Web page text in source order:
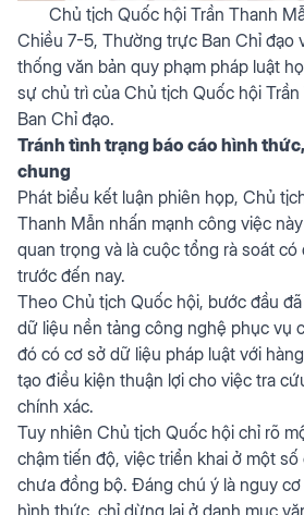
Chủ tịch Quốc hội Trần Thanh
Chiều 7-5, Thường trực Ban Chỉ đạo
thống văn bản quy phạm pháp luật
sự chủ trì của Chủ tịch Quốc hội
Ban Chỉ đạo.
Tránh tình trạng báo cáo hình
chung
Phát biểu kết luận phiên họp, Chủ
Thanh Mẫn nhấn mạnh công việc
quan trọng và là cuộc tổng rà soát
trước đến nay.
Theo Chủ tịch Quốc hội, bước đầu
dữ liệu nền tảng công nghệ phục vụ
đó có cơ sở dữ liệu pháp luật với
tạo điều kiện thuận lợi cho việc tra
chính xác.
Tuy nhiên Chủ tịch Quốc hội chỉ rõ
chậm tiến độ, việc triển khai ở một
chưa đồng bộ. Đáng chú ý là nguy